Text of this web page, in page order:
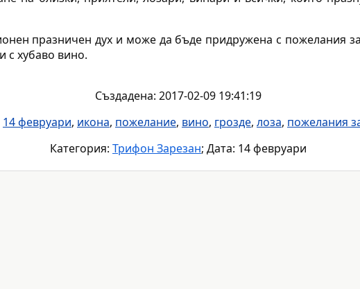
празничен дух и може да бъде придружена с пожелания за
с хубаво вино.
Създадена: 2017-02-09 19:41:19
14 февруари, икона, пожелание, вино, грозде, лоза, пожелания
Категория: Трифон Зарезан; Дата: 14 февруари